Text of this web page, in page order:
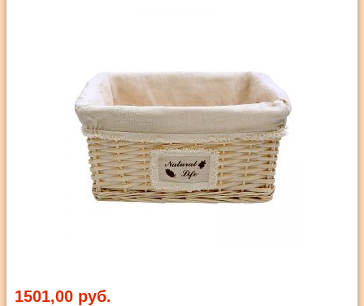
1501,00 руб.